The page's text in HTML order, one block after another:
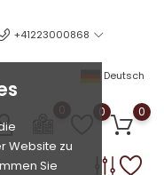
Website zu
Sie
+41223000868
Deutsch
0 0